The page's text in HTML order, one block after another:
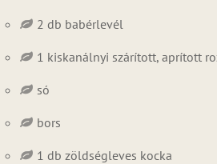
2 db babérlevél
1 kiskanálnyi szárított, aprított
só
bors
1 db zöldségleves kocka